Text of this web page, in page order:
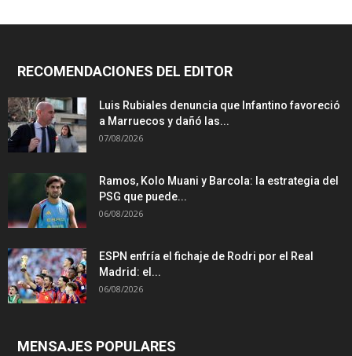
RECOMENDACIONES DEL EDITOR
Luis Rubiales denuncia que Infantino favoreció
a Marruecos y dañó las...
07/08/2026
Ramos, Kolo Muani y Barcola: la estrategia del
PSG que puede...
06/08/2026
ESPN enfría el fichaje de Rodri por el Real
Madrid: el...
06/08/2026
MENSAJES POPULARES